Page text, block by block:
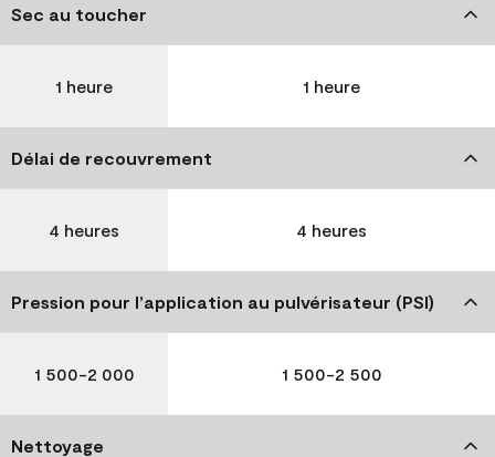
Sec au toucher
1 heure 1 heure
Délai de recouvrement
4 heures 4 heures
Pression pour l’application au pulvérisateur (PSI)
1 500-2 000 1 500-2 500
Nettoyage